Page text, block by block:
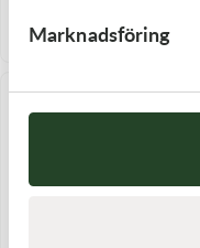
Marknadsföring
I lager